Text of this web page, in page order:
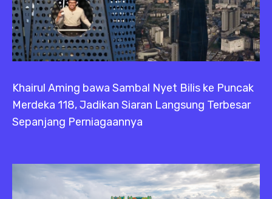
Khairul Aming bawa Sambal Nyet Bilis ke Puncak
Merdeka 118, Jadikan Siaran Langsung Terbesar
Sepanjang Perniagaannya